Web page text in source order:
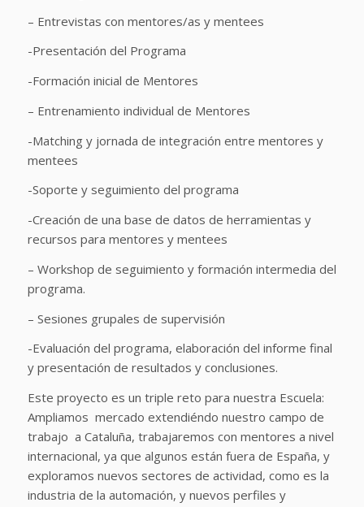
– Entrevistas con mentores/as y mentees
-Presentación del Programa
-Formación inicial de Mentores
– Entrenamiento individual de Mentores
-Matching y jornada de integración entre mentores y
mentees
-Soporte y seguimiento del programa
-Creación de una base de datos de herramientas y
recursos para mentores y mentees
– Workshop de seguimiento y formación intermedia del
programa.
– Sesiones grupales de supervisión
-Evaluación del programa, elaboración del informe final
y presentación de resultados y conclusiones.
Este proyecto es un triple reto para nuestra Escuela:
Ampliamos mercado extendiéndo nuestro campo de
trabajo a Cataluña, trabajaremos con mentores a nivel
internacional, ya que algunos están fuera de España, y
exploramos nuevos sectores de actividad, como es la
industria de la automación, y nuevos perfiles y